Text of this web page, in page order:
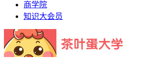
商学院
知识大会员